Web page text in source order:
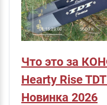
Что это за
Hearty Rise
Новинка 2026